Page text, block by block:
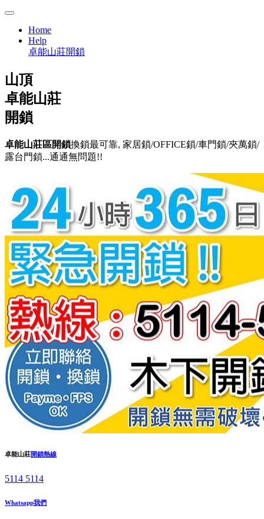
Home
Help
卓能山莊開鎖
山頂
卓能山莊
開鎖
卓能山莊區開鎖換鎖最可靠, 家居鎖/OFFICE鎖/車門鎖/夾萬鎖/
露台門鎖...通通無問題!!
卓能山莊開鎖熱線
5114 5114
Whatsapp我們